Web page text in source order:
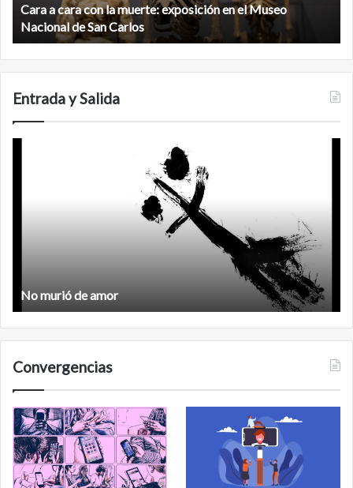
la
biosfera
de
Calakmul
Minanbé, la ciudad maya virgen al norte de la biosfera de
Calakmul
Entrada y Salida
Feminismo
Convergencias